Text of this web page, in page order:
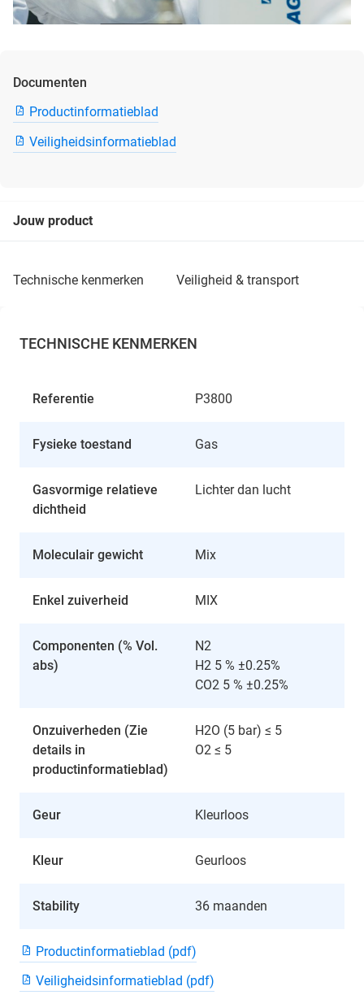
Documenten
Productinformatieblad
Veiligheidsinformatieblad
Jouw product
technische kenmerken veiligheid & transport
TECHNISCHE KENMERKEN
Referentie P3800
Fysieke toestand Gas
Gasvormige relatieve
dichtheid
Lichter dan lucht
Moleculair gewicht Mix
Enkel zuiverheid MIX
Componenten (% Vol.
abs)
N2
H2 5 % ±0.25%
CO2 5 % ±0.25%
Onzuiverheden (Zie
details in
productinformatieblad)
H2O (5 bar) ≤ 5
O2 ≤ 5
Geur Kleurloos
Kleur Geurloos
Stability 36 maanden
Productinformatieblad (pdf)
Veiligheidsinformatieblad (pdf)